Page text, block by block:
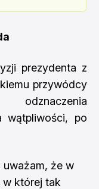
prezydenta z
przywódcy
wątpliwości, po
uważam, że w
w której tak